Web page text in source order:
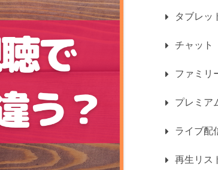
タブレッ
チャット
ファミリ
プレミア
ライブ配
再生リス